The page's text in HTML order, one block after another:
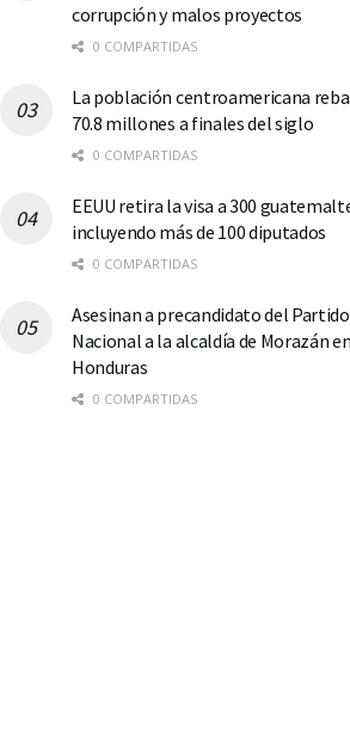
corrupción y malos proyectos
0 COMPARTIDAS
La población centroamericana
70.8 millones a finales del siglo
0 COMPARTIDAS
EEUU retira la visa a 300
incluyendo más de 100 diputados
0 COMPARTIDAS
Asesinan a precandidato del Partido
Nacional a la alcaldía de Morazán en
Honduras
0 COMPARTIDAS